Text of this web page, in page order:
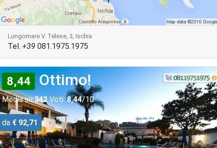
Lungomare V. Telese, 3, Ischia
Tel. +39 081.1975.1975
8,44 Ottimo!
Media su342Voti: 8,44/10
da € 92,71